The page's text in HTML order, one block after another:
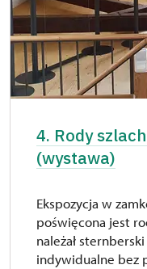
4. Rody
(wystawa)
Ekspozycja w
poświęcona jest
należał
indywidualne bez